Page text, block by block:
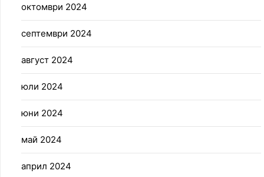
октомври 2024
септември 2024
август 2024
юли 2024
юни 2024
май 2024
април 2024